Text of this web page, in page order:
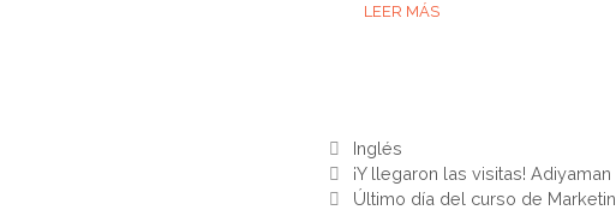
LEER MÁS
Categorías
Inglés
¡Y llegaron las visitas!
Último día del curso de